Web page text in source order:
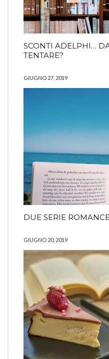
SCONTI ADELPHI…
TENTARE?
GIUGNO 27, 2019
DUE SERIE
GIUGNO 20, 2019